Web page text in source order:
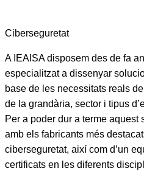
Ciberseguretat
A IEAISA disposem des de fa
especialitzat a dissenyar
base de les necessitats reals
de la grandària, sector i tipus
Per a poder dur a terme aquest
amb els fabricants més
ciberseguretat, així com d’un
certificats en les diferents